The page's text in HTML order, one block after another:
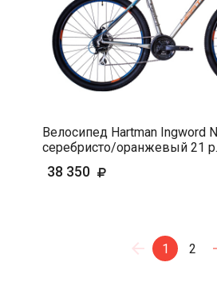
Велосипед Hartman Ingword
серебристо/оранжевый 21 р.
38 350
1 2